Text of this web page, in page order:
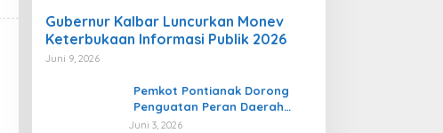
Gubernur Kalbar Luncurkan Monev
Keterbukaan Informasi Publik 2026
Juni 9, 2026
Pemkot Pontianak Dorong
Penguatan Peran Daerah
dalam Pengawasan
Juni 3, 2026